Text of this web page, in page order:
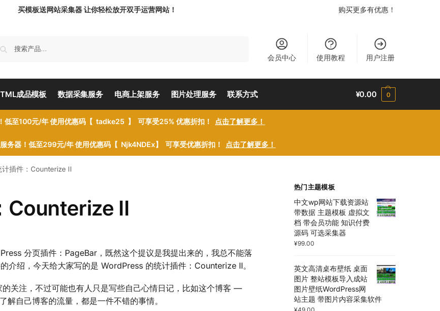
买模板送网站采集器 让你轻松放开双手运营网站！ 购买更多有优惠！
会员中心 使用教程 用户注册
成品模板 数据采集服务 电商上架服务 图片处理服务 联系方式 ¥0.00 0
低至100元/年 使用优惠码【 tadke25 】 可享受25% 优惠折扣！ 点击了解更多！
务器！低至299元/年 使用优惠码【 Njk4NDEx】 可享受优惠折扣！ 点击了解更多！
插件：Counterize II
Counterize II
分页插件：PageBar，既然这个提议是我提出来的，我总不能落
介绍，今天给大家写的是 WordPress 的统计插件：Counterize II。
关注，不过可能也有人只是写些自己心情日记，比如这个博客 —
自己博客的流量，都是一件不错的事情。
热门主题模板
中文wp网站下载资源站
带数据 主题模板 虚拟文
档 带会员功能 知识付费
源码 可选采集器
¥99.00
英文高清桌布壁纸 桌面
图片 整站模板导入成站
图片壁纸WordPress网
站主题 带图片内容采集软件